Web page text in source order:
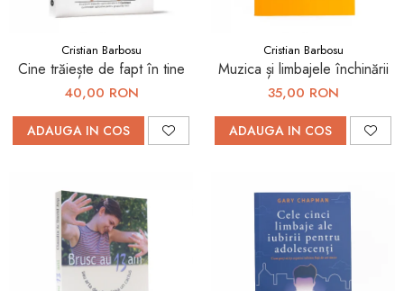
Cristian Barbosu
Cine trăiește de fapt în tine
40,00 RON
ADAUGA IN COS
Cristian Barbosu
Muzica și limbajele închinării
35,00 RON
ADAUGA IN COS